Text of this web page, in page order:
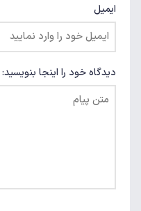
ایمیل
دیدگاه خود را اینجا بنویسید: